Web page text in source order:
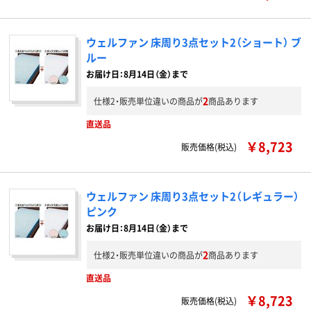
ウェルファン 床周り3点セット2（ショート） ブ
ルー
お届け日：8月14日（金）まで
仕様2・販売単位違いの商品が2商品あります
直送品
販売価格(税込)
￥8,723
ウェルファン 床周り3点セット2（レギュラー）
ピンク
お届け日：8月14日（金）まで
仕様2・販売単位違いの商品が2商品あります
直送品
販売価格(税込)
￥8,723